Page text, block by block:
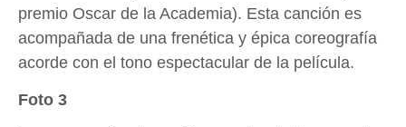
premio Oscar de la Academia). Esta canción es
acompañada de una frenética y épica coreografía
acorde con el tono espectacular de la película.
Foto 3